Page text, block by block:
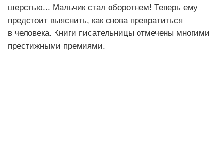
шерстью... Мальчик стал оборотнем! Теперь ему
предстоит выяснить, как снова превратиться
в человека. Книги писательницы отмечены многими
престижными премиями.